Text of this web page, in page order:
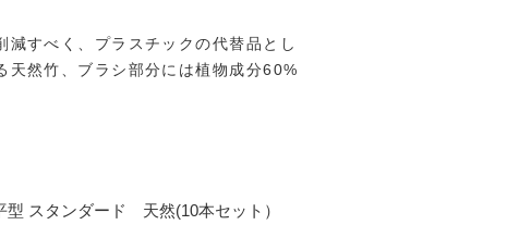
すべく、プラスチックの代替品とし
天然竹、ブラシ部分には植物成分60%
型 スタンダード 天然(10本セット）